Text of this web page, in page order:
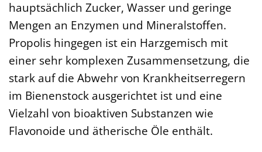
hauptsächlich Zucker, Wasser und geringe
Mengen an Enzymen und Mineralstoffen.
Propolis hingegen ist ein Harzgemisch mit
einer sehr komplexen Zusammensetzung, die
stark auf die Abwehr von Krankheitserregern
im Bienenstock ausgerichtet ist und eine
Vielzahl von bioaktiven Substanzen wie
Flavonoide und ätherische Öle enthält.